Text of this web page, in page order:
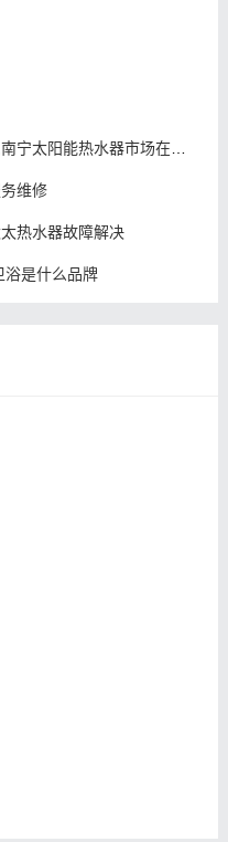
太阳能热水器市场在哪里
维修
热水器故障解决
浴是什么品牌